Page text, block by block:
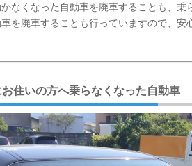
なくなった自動車を廃車することも、乗
を廃車することも行っていますので、安
住いの方へ乗らなくなった自動車